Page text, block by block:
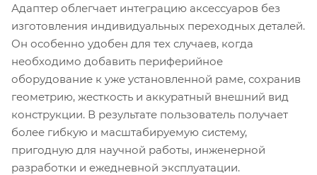
Адаптер облегчает интеграцию аксессуаров без
изготовления индивидуальных переходных деталей.
Он особенно удобен для тех случаев, когда
необходимо добавить периферийное
оборудование к уже установленной раме, сохранив
геометрию, жесткость и аккуратный внешний вид
конструкции. В результате пользователь получает
более гибкую и масштабируемую систему,
пригодную для научной работы, инженерной
разработки и ежедневной эксплуатации.